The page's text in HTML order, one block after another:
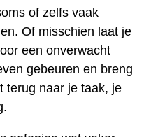
of zelfs vaak
Of misschien laat je
een onverwacht
gebeuren en breng
terug naar je taak, je